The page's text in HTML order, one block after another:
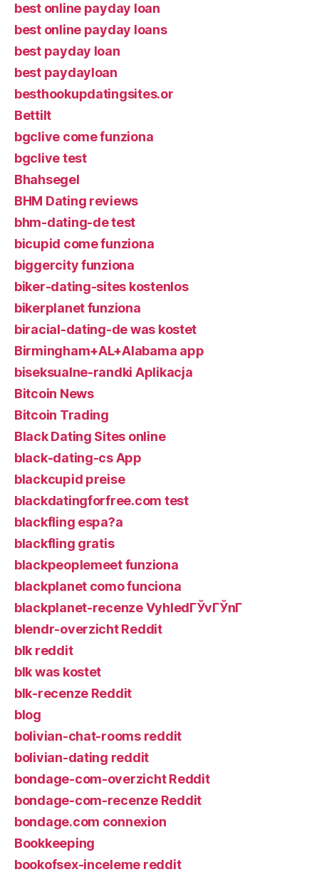
best online payday loan
best online payday loans
best payday loan
best paydayloan
besthookupdatingsites.or
Bettilt
bgclive come funziona
bgclive test
Bhahsegel
BHM Dating reviews
bhm-dating-de test
bicupid come funziona
biggercity funziona
biker-dating-sites kostenlos
bikerplanet funziona
biracial-dating-de was kostet
Birmingham+AL+Alabama app
biseksualne-randki Aplikacja
Bitcoin News
Bitcoin Trading
Black Dating Sites online
black-dating-cs App
blackcupid preise
blackdatingforfree.com test
blackfling espa?a
blackfling gratis
blackpeoplemeet funziona
blackplanet como funciona
blackplanet-recenze VyhledГЎvГЎnГ­
blendr-overzicht Reddit
blk reddit
blk was kostet
blk-recenze Reddit
blog
bolivian-chat-rooms reddit
bolivian-dating reddit
bondage-com-overzicht Reddit
bondage-com-recenze Reddit
bondage.com connexion
Bookkeeping
bookofsex-inceleme reddit